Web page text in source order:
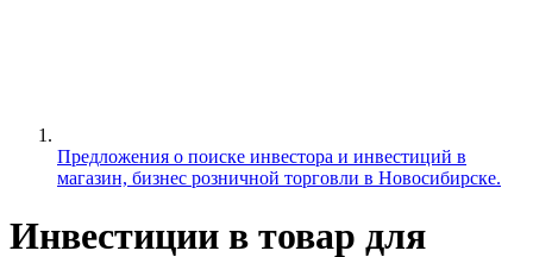
Предложения о поиске инвестора и инвестиций в
магазин, бизнес розничной торговли в Новосибирске.
Инвестиции в товар для